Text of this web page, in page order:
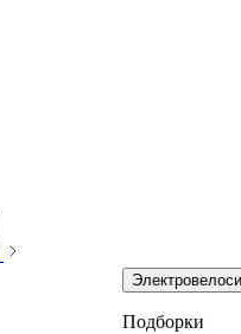
Подборки